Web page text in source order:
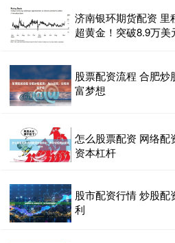
济南银环期货配资 里
超黄金！突破8.9万美
股票配资流程 合肥
富梦想
怎么股票配资 网络配
资本杠杆
股市配资行情 炒股
利